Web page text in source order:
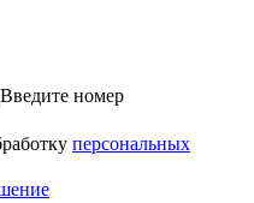
Введите номер
персональных